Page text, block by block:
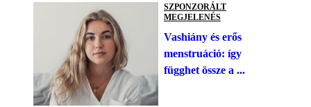
SZPONZORÁLT
MEGJELENÉS
Vashiány és erős
menstruáció: így
függhet össze a ...